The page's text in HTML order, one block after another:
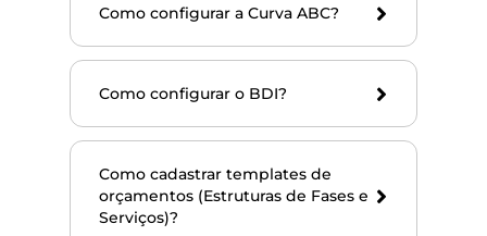
Como configurar a Curva ABC?
Como configurar o BDI?
Como cadastrar templates de
orçamentos (Estruturas de Fases e
Serviços)?